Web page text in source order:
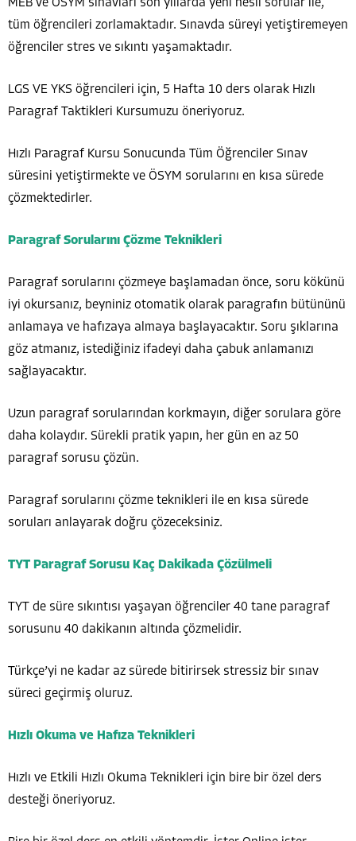
MEB ve ÖSYM sınavları son yıllarda yeni nesil sorular ile,
tüm öğrencileri zorlamaktadır. Sınavda süreyi yetiştiremeyen
öğrenciler stres ve sıkıntı yaşamaktadır.
LGS VE YKS öğrencileri için, 5 Hafta 10 ders olarak Hızlı
Paragraf Taktikleri Kursumuzu öneriyoruz.
Hızlı Paragraf Kursu Sonucunda Tüm Öğrenciler Sınav
süresini yetiştirmekte ve ÖSYM sorularını en kısa sürede
çözmektedirler.
Paragraf Sorularını Çözme Teknikleri
Paragraf sorularını çözmeye başlamadan önce, soru kökünü
iyi okursanız, beyniniz otomatik olarak paragrafın bütününü
anlamaya ve hafızaya almaya başlayacaktır. Soru şıklarına
göz atmanız, istediğiniz ifadeyi daha çabuk anlamanızı
sağlayacaktır.
Uzun paragraf sorularından korkmayın, diğer sorulara göre
daha kolaydır. Sürekli pratik yapın, her gün en az 50
paragraf sorusu çözün.
Paragraf sorularını çözme teknikleri ile en kısa sürede
soruları anlayarak doğru çözeceksiniz.
TYT Paragraf Sorusu Kaç Dakikada Çözülmeli
TYT de süre sıkıntısı yaşayan öğrenciler 40 tane paragraf
sorusunu 40 dakikanın altında çözmelidir.
Türkçe’yi ne kadar az sürede bitirirsek stressiz bir sınav
süreci geçirmiş oluruz.
Hızlı Okuma ve Hafıza Teknikleri
Hızlı ve Etkili Hızlı Okuma Teknikleri için bire bir özel ders
desteği öneriyoruz.